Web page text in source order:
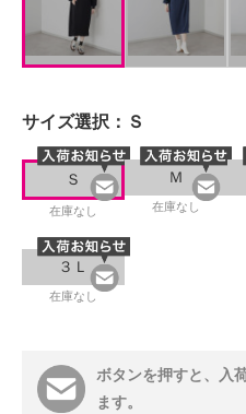
サイズ選択： Ｓ
Ｓ
在庫なし
Ｍ
在庫なし
３Ｌ
在庫なし
ボタンを押すと、入
ます。